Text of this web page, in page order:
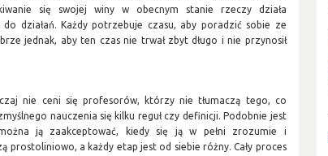
się swojej winy w obecnym stanie rzeczy działa
działań. Każdy potrzebuje czasu, aby poradzić sobie ze
jednak, aby ten czas nie trwał zbyt długo i nie przynosił
nie ceni się profesorów, którzy nie tłumaczą tego, co
nauczenia się kilku reguł czy definicji. Podobnie jest
ją zaakceptować, kiedy się ją w pełni zrozumie i
prostoliniowo, a każdy etap jest od siebie różny. Cały proces